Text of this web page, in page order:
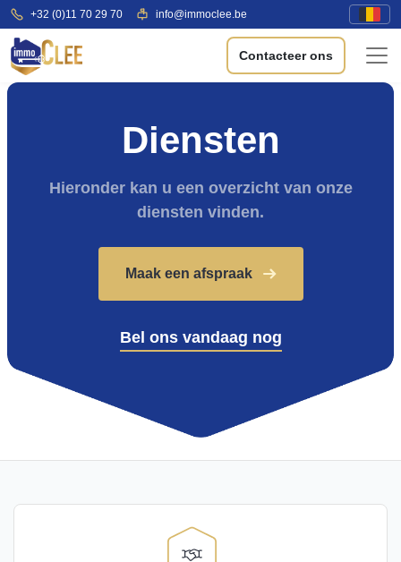
+32 (0)11 70 29 70 info@immoclee.be
Contacteer ons
Diensten
Hieronder kan u een overzicht van onze
diensten vinden.
Maak een afspraak
Bel ons vandaag nog